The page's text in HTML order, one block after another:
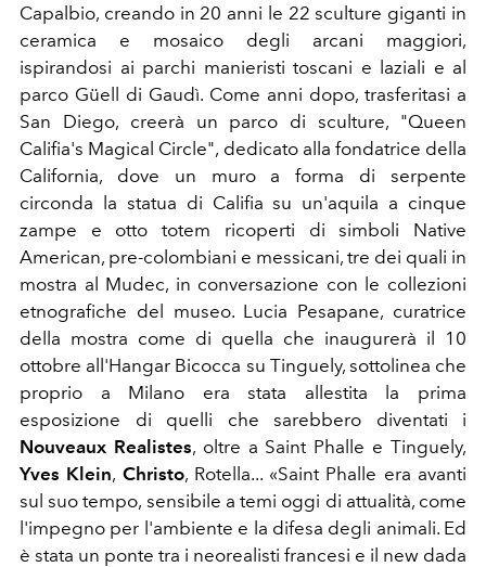
Capalbio, creando in 20 anni le 22 sculture giganti in
ceramica e mosaico degli arcani maggiori,
ispirandosi ai parchi manieristi toscani e laziali e al
parco Güell di Gaudì. Come anni dopo, trasferitasi a
San Diego, creerà un parco di sculture, "Queen
Califia's Magical Circle", dedicato alla fondatrice della
California, dove un muro a forma di serpente
circonda la statua di Califia su un'aquila a cinque
zampe e otto totem ricoperti di simboli Native
American, pre-colombiani e messicani, tre dei quali in
mostra al Mudec, in conversazione con le collezioni
etnografiche del museo. Lucia Pesapane, curatrice
della mostra come di quella che inaugurerà il 10
ottobre all'Hangar Bicocca su Tinguely, sottolinea che
proprio a Milano era stata allestita la prima
esposizione di quelli che sarebbero diventati i
Nouveaux Realistes, oltre a Saint Phalle e Tinguely,
Yves Klein, Christo, Rotella... «Saint Phalle era avanti
sul suo tempo, sensibile a temi oggi di attualità, come
l'impegno per l'ambiente e la difesa degli animali. Ed
è stata un ponte tra i neorealisti francesi e il new dada